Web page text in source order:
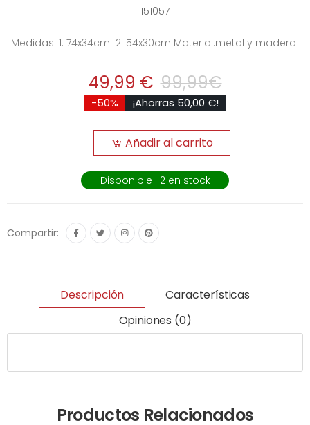
151057
Medidas: 1. 74x34cm 2. 54x30cm Material:metal y madera
49,99 € 99,99€
-50% ¡Ahorras 50,00 €!
Añadir al carrito
Disponible · 2 en stock
Compartir:
Descripción
Características
Opiniones (0)
Productos Relacionados